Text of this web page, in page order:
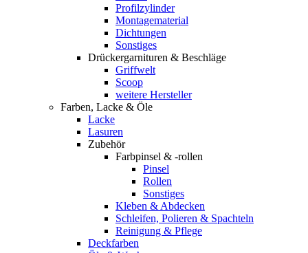
Profilzylinder
Montagematerial
Dichtungen
Sonstiges
Drückergarnituren & Beschläge
Griffwelt
Scoop
weitere Hersteller
Farben, Lacke & Öle
Lacke
Lasuren
Zubehör
Farbpinsel & -rollen
Pinsel
Rollen
Sonstiges
Kleben & Abdecken
Schleifen, Polieren & Spachteln
Reinigung & Pflege
Deckfarben